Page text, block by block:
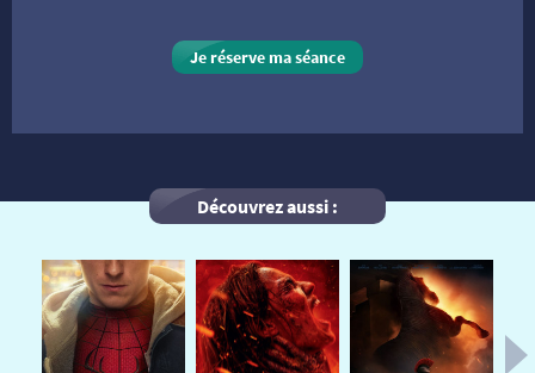
JEUNESSE
MON COMPTE
NOUS CONTACTER
Je réserve ma séance
Découvrez aussi :